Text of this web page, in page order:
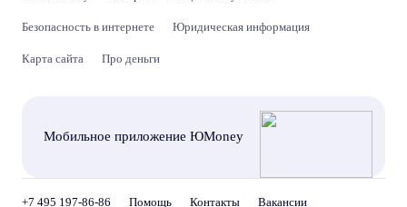
Безопасность в интернете Юридическая информация
Карта сайта Про деньги
Мобильное приложение ЮMoney
+7 495 197-86-86 Помощь Контакты Вакансии